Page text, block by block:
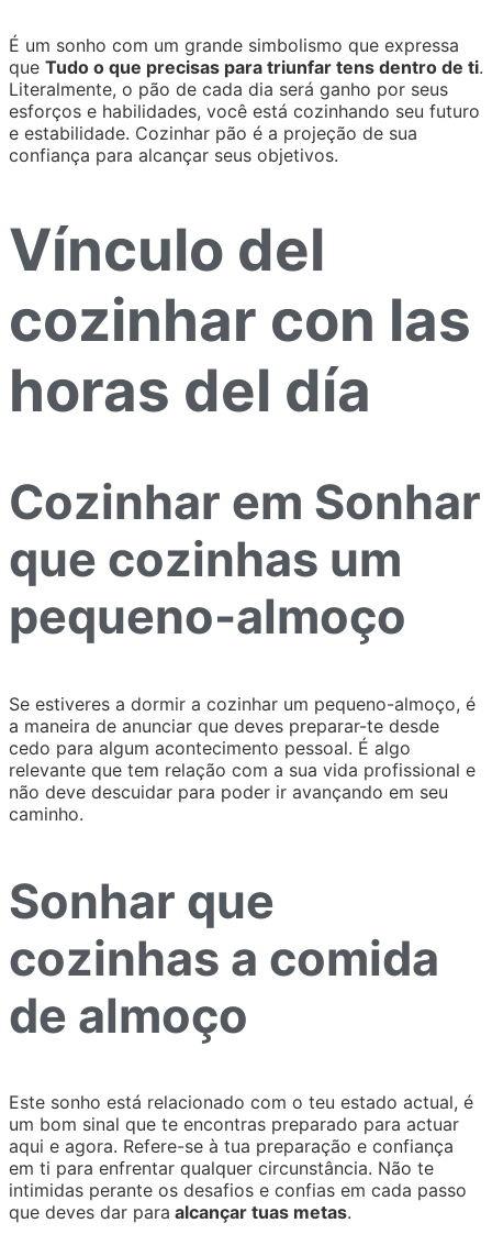
É um sonho com um grande simbolismo que expressa
que Tudo o que precisas para triunfar tens dentro de ti.
Literalmente, o pão de cada dia será ganho por seus
esforços e habilidades, você está cozinhando seu futuro
e estabilidade. Cozinhar pão é a projeção de sua
confiança para alcançar seus objetivos.
Vínculo del
cozinhar con las
horas del día
Cozinhar em Sonhar
que cozinhas um
pequeno-almoço
Se estiveres a dormir a cozinhar um pequeno-almoço, é
a maneira de anunciar que deves preparar-te desde
cedo para algum acontecimento pessoal. É algo
relevante que tem relação com a sua vida profissional e
não deve descuidar para poder ir avançando em seu
caminho.
Sonhar que
cozinhas a comida
de almoço
Este sonho está relacionado com o teu estado actual, é
um bom sinal que te encontras preparado para actuar
aqui e agora. Refere-se à tua preparação e confiança
em ti para enfrentar qualquer circunstância. Não te
intimidas perante os desafios e confias em cada passo
que deves dar para alcançar tuas metas.